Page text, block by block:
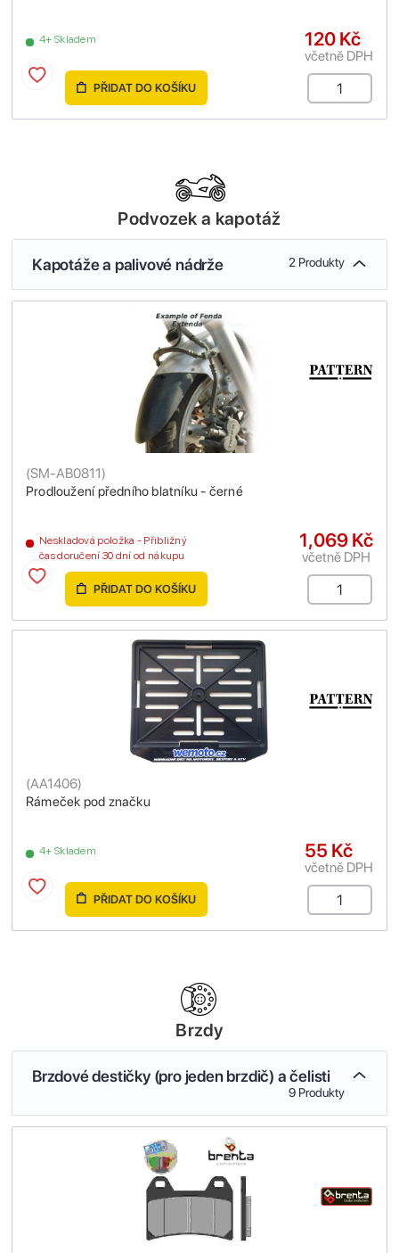
4+ Skladem 120 Kč
včetně DPH
PŘIDAT DO KOŠÍKU
Podvozek a kapotáž
Kapotáže a palivové nádrže 2 Produkty
Prodloužení předního blatníku - černé
(SM-AB0811)
Neskladová položka - Přibližný
čas doručení 30 dní od nákupu
1,069 Kč
včetně DPH
PŘIDAT DO KOŠÍKU
Rámeček pod značku
(AA1406)
4+ Skladem 55 Kč
včetně DPH
PŘIDAT DO KOŠÍKU
Brzdy
Brzdové destičky (pro jeden brzdič) a čelisti
9 Produkty